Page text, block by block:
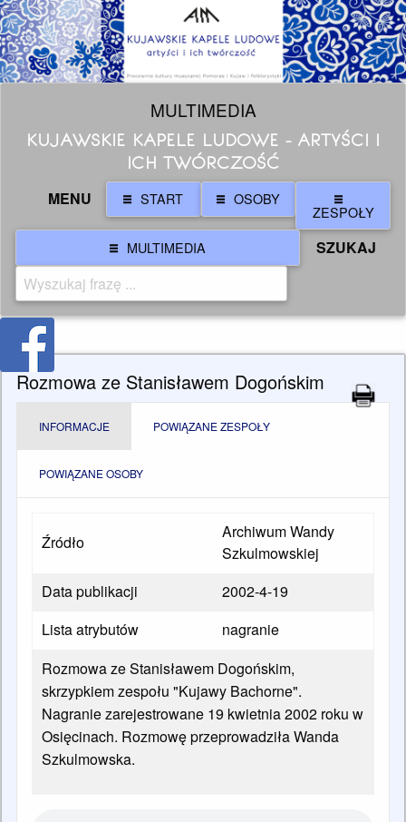
MULTIMEDIA
KUJAWSKIE KAPELE LUDOWE - ARTYŚCI I
ICH TWÓRCZOŚĆ
MENU START OSOBY
ZESPOŁY
MULTIMEDIA
SZUKAJ
Rozmowa ze Stanisławem Dogońskim
INFORMACJE POWIĄZANE ZESPOŁY
POWIĄZANE OSOBY
Źródło
Archiwum Wandy
Szkulmowskiej
Data publikacji
2002-4-19
Lista atrybutów
nagranie
Rozmowa ze Stanisławem Dogońskim,
skrzypkiem zespołu "Kujawy Bachorne".
Nagranie zarejestrowane 19 kwietnia 2002 roku w
Osięcinach. Rozmowę przeprowadziła Wanda
Szkulmowska.